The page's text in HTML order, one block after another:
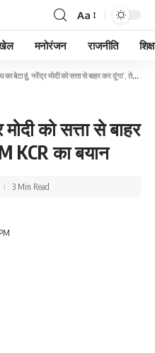
Aa
मनोरंजन राजनीति
बेटा हूं, नरेंद्र मोदी को सत्ता से बाहर कर दूंगा’, तेलंगाना के CM KCR का बयान
को सत्ता से बाहर
KCR का बयान
3 Min Read